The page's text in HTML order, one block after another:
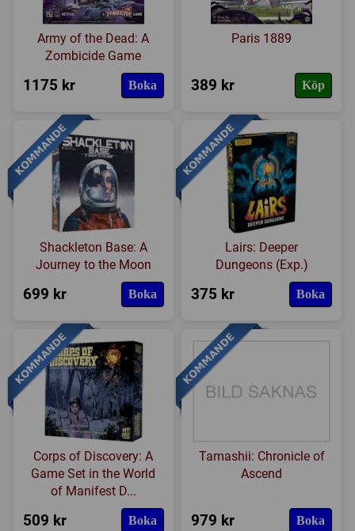
Army of the Dead: A
Zombicide Game
1175 kr Boka
Paris 1889
389 kr Köp
Shackleton Base: A
Journey to the Moon
699 kr Boka
Lairs: Deeper
Dungeons (Exp.)
375 kr Boka
Corps of Discovery: A
Game Set in the World
of Manifest D...
509 kr Boka
Tamashii: Chronicle of
Ascend
979 kr Boka